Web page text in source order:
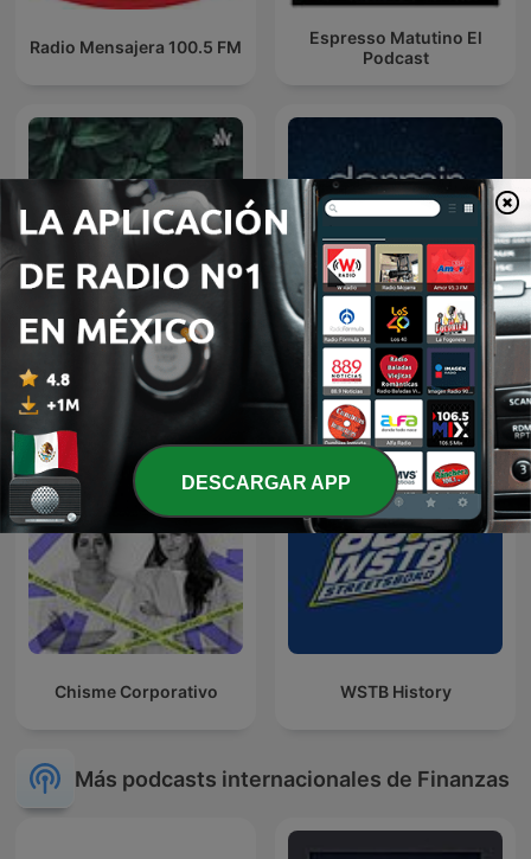
Radio Mensajera 100.5 FM
Espresso Matutino El
Podcast
MARIMBA Dormir Mejor
Chisme Corporativo WSTB History
Más podcasts internacionales de Finanzas
DESCARGAR APP